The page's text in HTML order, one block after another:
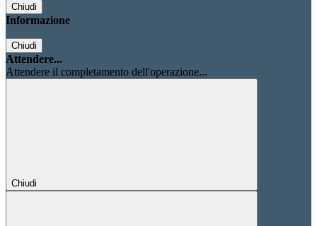
Chiudi
Informazione
Chiudi
Attendere...
Attendere il completamento dell'operazione...
Chiudi